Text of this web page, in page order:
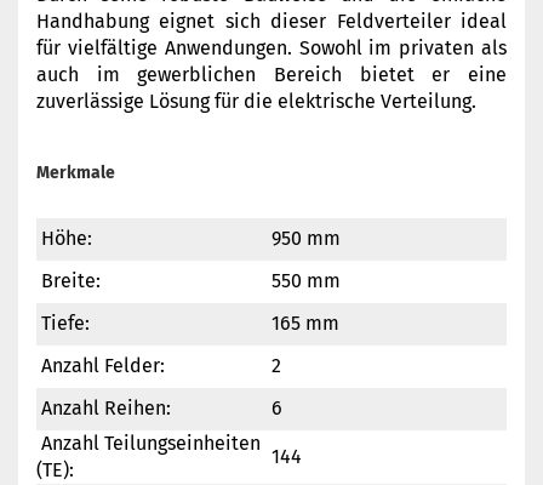
Handhabung eignet sich dieser Feldverteiler ideal
für vielfältige Anwendungen. Sowohl im privaten als
auch im gewerblichen Bereich bietet er eine
zuverlässige Lösung für die elektrische Verteilung.
Merkmale
Höhe:
950 mm
Breite:
550 mm
Tiefe:
165 mm
Anzahl Felder:
2
Anzahl Reihen:
6
Anzahl Teilungseinheiten
(TE):
144